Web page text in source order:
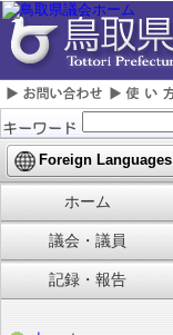
Foreign Languages
ホーム
議会・議員
記録・報告